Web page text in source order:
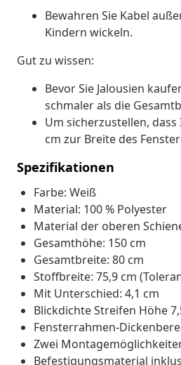
Bewahren Sie Kabel
Kindern wickeln.
Gut zu wissen:
Bevor Sie Jalousien
schmaler als die
Um sicherzustellen,
cm zur Breite des
Spezifikationen
Farbe: Weiß
Material: 100 % Polyester
Material der oberen
Gesamthöhe: 150 cm
Gesamtbreite: 80 cm
Stoffbreite: 75,9 cm
Mit Unterschied: 4,1 cm
Blickdichte Streifen Höhe
Fensterrahmen-
Zwei
Befestigungsmaterial